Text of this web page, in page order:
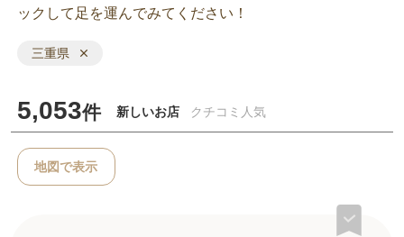
ックして足を運んでみてください！
三重県
5,053件 新しいお店 クチコミ人気
地図で表示